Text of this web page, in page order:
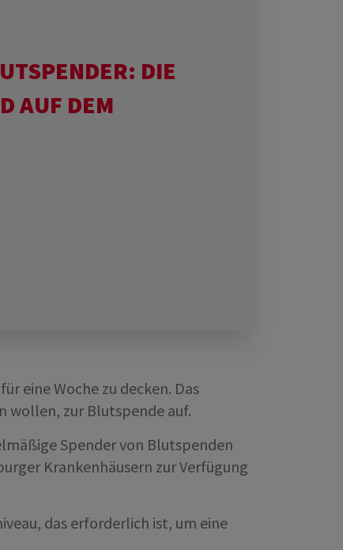
DIE
AUF DEM
eine Woche zu decken. Das
wollen, zur Blutspende auf.
Spender von Blutspenden
Krankenhäusern zur Verfügung
das erforderlich ist, um eine